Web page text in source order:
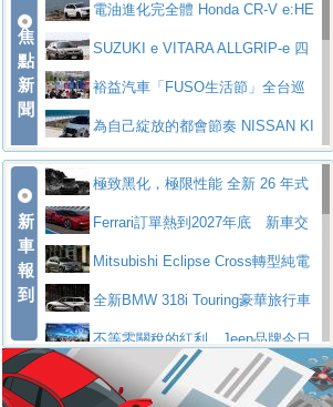
焦
點
新
聞
電油進化完全體 Honda CR-V e:HE
V PrestigeSUZUKI e VITARA ALLGRIP-e 四
驅精神的純電新詮釋
裕益汽車「FUSO生活節」全台巡
迴 結合生活體驗、交通安全與購車優惠
為自己綻放的都會節奏 NISSAN KI
CKS SAKURA為品味獨具層峰買家打造的頂級座
駕，MAZDA CX-90 33T AWD Premium Ca
ptain Seat
EV
技的座駕! Ford Territory中型油電休旅
SO Super Great今日在台登場，結合先進安
全輔助科技
ntis四品牌經銷權，全新多品牌旗艦展示中
心開幕啟用
屏東特搜大隊再添新利器 SITRAK
救助器材車買氣不衰、SUZUKI經銷商勇於開啟
新
車
報
到
極致黑化，極限性能 全新 26 年式
DEFENDER OCTA BLACK 限量登台
Ferrari訂單熱到2027年底 新車交
付至少得等一年以上
Mitsubishi Eclipse Cross轉型純電
休旅 87kWh電池續航超過600公里
全新BMW 318i Touring豪華旅行車
全台限量200台 進化現型
不等零關稅的紅利，Jeep品牌今日
起展開首批車交車
Volvo EX60 即將叩關，靜肅性、底